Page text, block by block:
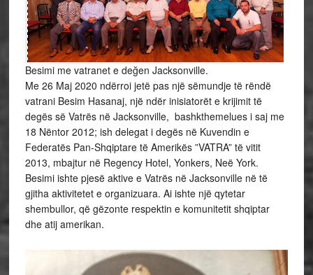
Besimi me vatranet e değen Jacksonville.
Me 26 Maj 2020 ndërroi jetë pas një sëmundje të rëndë
vatrani Besim Hasanaj, një ndër inisiatorët e krijimit të
degës së Vatrës në Jacksonville, bashkthemelues i saj me
18 Nëntor 2012; ish delegat i degës në Kuvendin e
Federatës Pan-Shqiptare të Amerikës ”VATRA” të vitit
2013, mbajtur në Regency Hotel, Yonkers, Neë York.
Besimi ishte pjesë aktive e Vatrës në Jacksonville në të
gjitha aktivitetet e organizuara. Ai ishte një qytetar
shembullor, që gëzonte respektin e komunitetit shqiptar
dhe atij amerikan.